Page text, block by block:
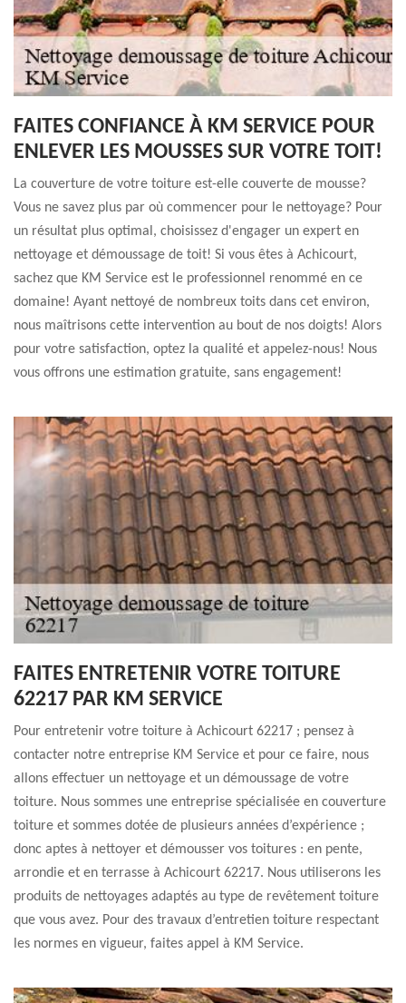
FAITES CONFIANCE À KM SERVICE POUR
ENLEVER LES MOUSSES SUR VOTRE TOIT!
La couverture de votre toiture est-elle couverte de mousse?
Vous ne savez plus par où commencer pour le nettoyage? Pour
un résultat plus optimal, choisissez d'engager un expert en
nettoyage et démoussage de toit! Si vous êtes à Achicourt,
sachez que KM Service est le professionnel renommé en ce
domaine! Ayant nettoyé de nombreux toits dans cet environ,
nous maîtrisons cette intervention au bout de nos doigts! Alors
pour votre satisfaction, optez la qualité et appelez-nous! Nous
vous offrons une estimation gratuite, sans engagement!
FAITES ENTRETENIR VOTRE TOITURE
62217 PAR KM SERVICE
Pour entretenir votre toiture à Achicourt 62217 ; pensez à
contacter notre entreprise KM Service et pour ce faire, nous
allons effectuer un nettoyage et un démoussage de votre
toiture. Nous sommes une entreprise spécialisée en couverture
toiture et sommes dotée de plusieurs années d’expérience ;
donc aptes à nettoyer et démousser vos toitures : en pente,
arrondie et en terrasse à Achicourt 62217. Nous utiliserons les
produits de nettoyages adaptés au type de revêtement toiture
que vous avez. Pour des travaux d’entretien toiture respectant
les normes en vigueur, faites appel à KM Service.